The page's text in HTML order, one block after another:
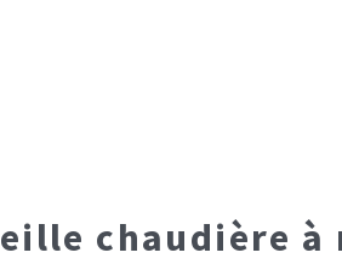
chaudière à